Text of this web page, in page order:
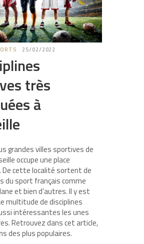
25/02/2022
très
à
grandes villes sportives de
occupe une place
cette localité sortent de
du sport français comme
et bien d’autres. Il y est
multitude de disciplines
intéressantes les unes
Retrouvez dans cet article,
des plus populaires.